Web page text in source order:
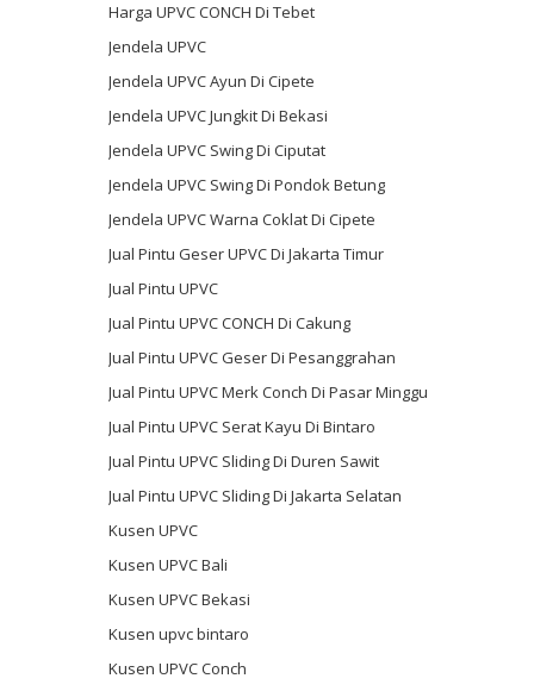
Harga UPVC CONCH Di Tebet
Jendela UPVC
Jendela UPVC Ayun Di Cipete
Jendela UPVC Jungkit Di Bekasi
Jendela UPVC Swing Di Ciputat
Jendela UPVC Swing Di Pondok Betung
Jendela UPVC Warna Coklat Di Cipete
Jual Pintu Geser UPVC Di Jakarta Timur
Jual Pintu UPVC
Jual Pintu UPVC CONCH Di Cakung
Jual Pintu UPVC Geser Di Pesanggrahan
Jual Pintu UPVC Merk Conch Di Pasar Minggu
Jual Pintu UPVC Serat Kayu Di Bintaro
Jual Pintu UPVC Sliding Di Duren Sawit
Jual Pintu UPVC Sliding Di Jakarta Selatan
Kusen UPVC
Kusen UPVC Bali
Kusen UPVC Bekasi
Kusen upvc bintaro
Kusen UPVC Conch